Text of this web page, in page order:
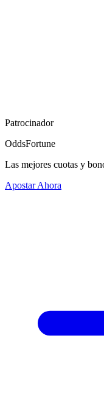
Patrocinador
OddsFortune
Las mejores cuotas y
Apostar Ahora